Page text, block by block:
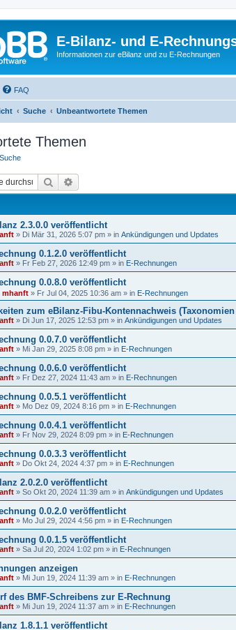
E-Bilanz- und E-
Informationen zur eBilanz und zu E-Rechnungen
FAQ
Suche Unbeantwortete Themen
Themen
Suche
2.3.0.0 veröffentlicht
» Di Mär 31, 2026 5:07 pm » in Ankündigungen und Updates
0.1.2.0 veröffentlicht
» Fr Feb 27, 2026 12:49 pm » in E-Rechnungen
0.0.8.0 veröffentlicht
mhanft » Fr Jul 04, 2025 10:36 am » in E-Rechnungen
zum eBilanz-Fibu-Kontennachweis
» Di Jun 17, 2025 12:53 pm » in Ankündigungen und Updates
0.0.7.0 veröffentlicht
» Mi Jan 29, 2025 8:08 pm » in E-Rechnungen
0.0.6.0 veröffentlicht
» Fr Dez 27, 2024 11:43 am » in E-Rechnungen
0.0.5.1 veröffentlicht
» Mo Dez 09, 2024 8:16 pm » in E-Rechnungen
0.0.4.1 veröffentlicht
» Fr Nov 29, 2024 8:09 pm » in E-Rechnungen
0.0.3.3 veröffentlicht
» Do Okt 24, 2024 4:37 pm » in E-Rechnungen
2.0.2.0 veröffentlicht
» So Okt 20, 2024 11:39 am » in Ankündigungen und Updates
0.0.2.0 veröffentlicht
» Mo Jul 29, 2024 4:56 pm » in E-Rechnungen
0.0.1.5 veröffentlicht
» Sa Jul 20, 2024 1:02 pm » in E-Rechnungen
anzeigen
» Mi Jun 19, 2024 11:39 am » in E-Rechnungen
des BMF-Schreibens zur E-Rechnung
» Mi Jun 19, 2024 11:37 am » in E-Rechnungen
1.8.1.1 veröffentlicht